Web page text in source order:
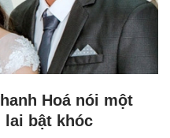
Hoá nói một
bật khóc